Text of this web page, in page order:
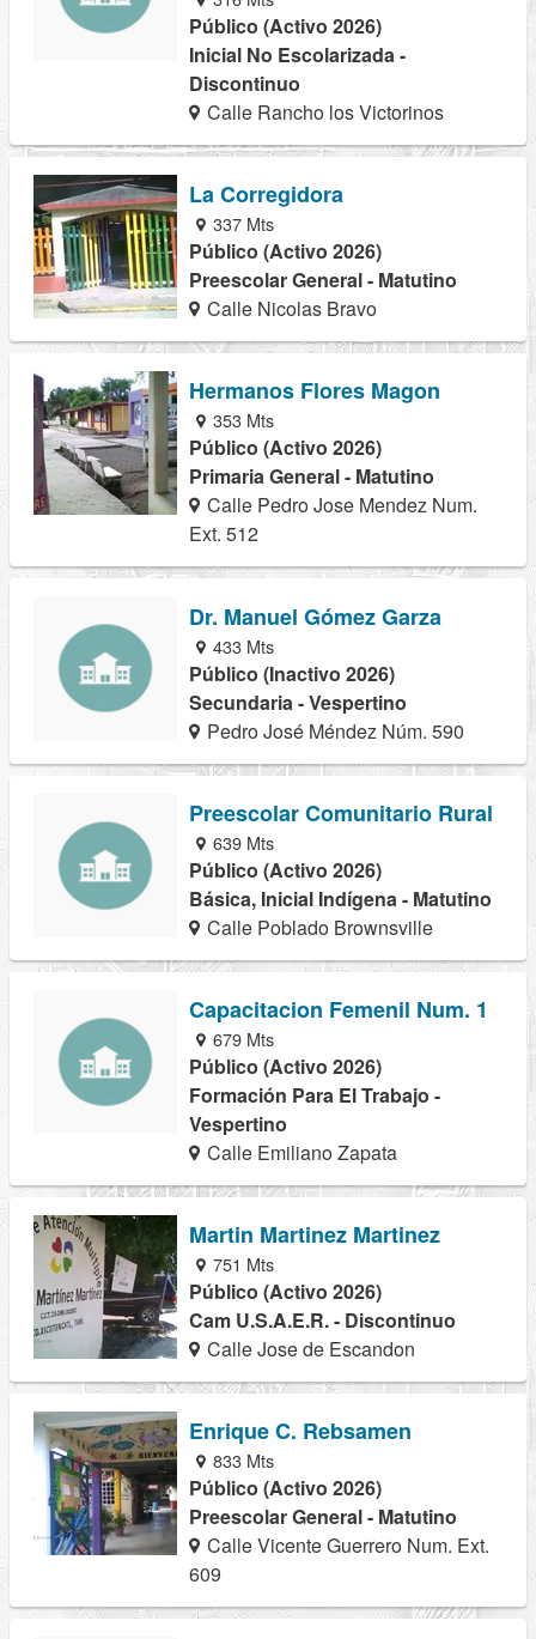
Público (Activo 2026)
Inicial No Escolarizada -
Discontinuo
Calle Rancho los Victorinos
La Corregidora
337 Mts
Público (Activo 2026)
Preescolar General - Matutino
Calle Nicolas Bravo
Hermanos Flores Magon
353 Mts
Público (Activo 2026)
Primaria General - Matutino
Calle Pedro Jose Mendez Num.
Ext. 512
Dr. Manuel Gómez Garza
433 Mts
Público (Inactivo 2026)
Secundaria - Vespertino
Pedro José Méndez Núm. 590
Preescolar Comunitario Rural
639 Mts
Público (Activo 2026)
Básica, Inicial Indígena - Matutino
Calle Poblado Brownsville
Capacitacion Femenil Num. 1
679 Mts
Público (Activo 2026)
Formación Para El Trabajo -
Vespertino
Calle Emiliano Zapata
Martin Martinez Martinez
751 Mts
Público (Activo 2026)
Cam U.S.A.E.R. - Discontinuo
Calle Jose de Escandon
Enrique C. Rebsamen
833 Mts
Público (Activo 2026)
Preescolar General - Matutino
Calle Vicente Guerrero Num. Ext.
609